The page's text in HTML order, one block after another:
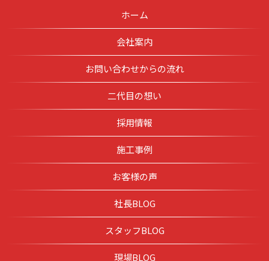
ホーム
会社案内
お問い合わせからの流れ
二代目の想い
採用情報
施工事例
お客様の声
社長BLOG
スタッフBLOG
現場BLOG